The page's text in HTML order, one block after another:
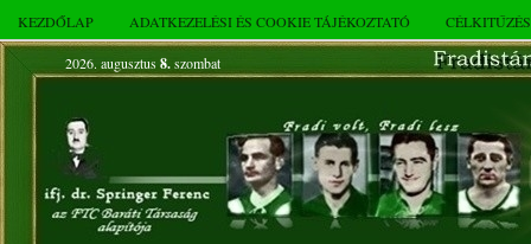
KEZDŐLAP ADATKEZELÉSI ÉS COOKIE TÁJÉKOZTATÓ
2026. augusztus 8.szombat